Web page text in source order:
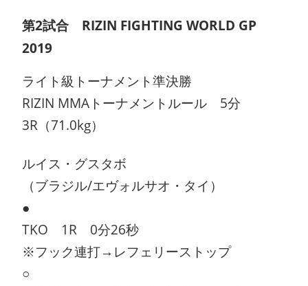
第2試合 RIZIN FIGHTING WORLD GP
2019
ライト級トーナメント準決勝
RIZIN MMAトーナメントルール 5分
3R（71.0kg）
ルイス・グスタボ
（ブラジル/エヴォルサオ・タイ）
●
TKO 1R 0分26秒
※フック連打→レフェリーストップ
○